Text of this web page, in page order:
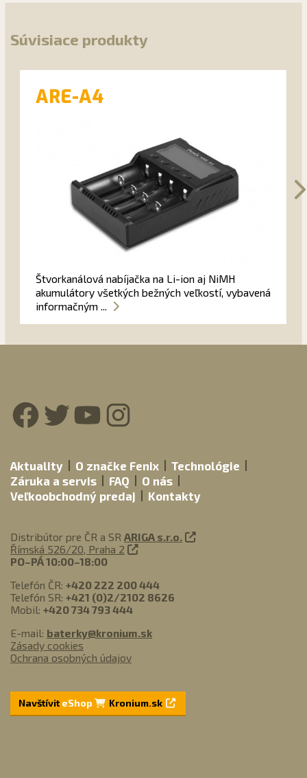
Súvisiace produkty
ARE-A4
Štvorkanálová nabíjačka na Li-ion aj NiMH
akumulátory všetkých bežných veľkostí, vybavená
informačným ...
Facebook
Twitter
YouTube
Aktuality O značke Fenix
Technológie
Záruka a servis
FAQ
O nás
Veľkoobchodný predaj
Kontakty
Distribútor pre ČR a SR ARIGA s.r.o.
Římská 526/20, Praha 2
PO–PÁ 10:00–18:00
Telefón ČR: +420 222 200 444
Telefón SR: +421 (0)2/2102 8626
Mobil: +420 734 793 444
E-mail: baterky@kronium.sk
Zásady cookies
Ochrana osobných údajov
NavštíviteShop Kronium.sk